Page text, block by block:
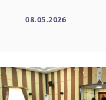
08.05.2026